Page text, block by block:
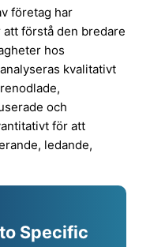
företag har
förstå den bredare
hos
kvalitativt
och
för att
ledande,
Specific